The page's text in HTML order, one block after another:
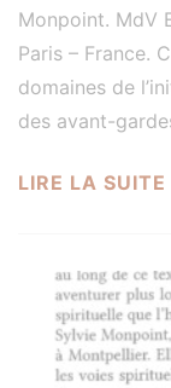
Monpoint. MdV
Paris – France.
domaines de
des avant-
LIRE LA SUITE